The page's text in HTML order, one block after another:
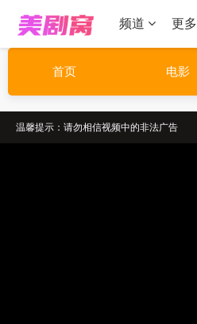
频道 更多
首页 电影
温馨提示：请勿相信视频中的非法广告